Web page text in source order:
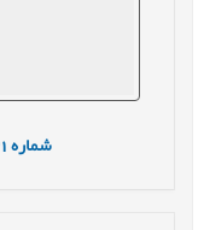
شماره31